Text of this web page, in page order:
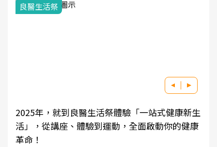
良醫生活祭
2025年，就到良醫生活祭體驗「一站式健康新生
活」，從講座、體驗到運動，全面啟動你的健康
革命！